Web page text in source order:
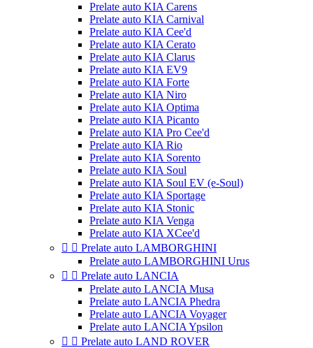
Prelate auto KIA Carens
Prelate auto KIA Carnival
Prelate auto KIA Cee'd
Prelate auto KIA Cerato
Prelate auto KIA Clarus
Prelate auto KIA EV9
Prelate auto KIA Forte
Prelate auto KIA Niro
Prelate auto KIA Optima
Prelate auto KIA Picanto
Prelate auto KIA Pro Cee'd
Prelate auto KIA Rio
Prelate auto KIA Sorento
Prelate auto KIA Soul
Prelate auto KIA Soul EV (e-Soul)
Prelate auto KIA Sportage
Prelate auto KIA Stonic
Prelate auto KIA Venga
Prelate auto KIA XCee'd
  Prelate auto LAMBORGHINI
Prelate auto LAMBORGHINI Urus
  Prelate auto LANCIA
Prelate auto LANCIA Musa
Prelate auto LANCIA Phedra
Prelate auto LANCIA Voyager
Prelate auto LANCIA Ypsilon
  Prelate auto LAND ROVER